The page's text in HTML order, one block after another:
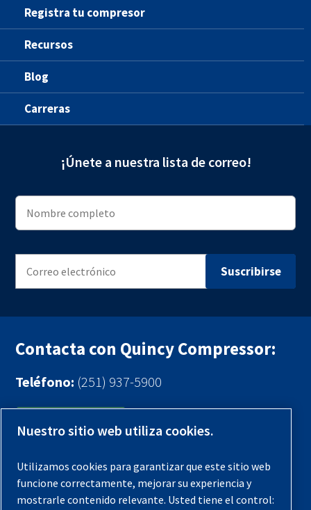
Registra tu compresor
Recursos
Blog
Carreras
¡Únete a nuestra lista de correo!
Contacta con Quincy Compressor:
Teléfono: (251) 937-5900
Contáctenos
Registra tu compresor
Aviso legal
Nuestro sitio web utiliza cookies.
Utilizamos cookies para garantizar que este sitio web
funcione correctamente, mejorar su experiencia y
mostrarle contenido relevante. Usted tiene el control: